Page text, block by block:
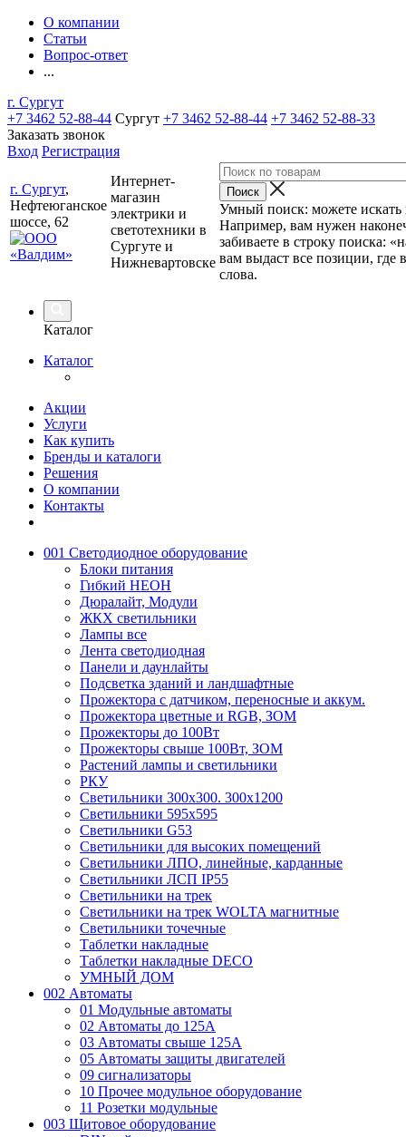
О компании
Статьи
Вопрос-ответ
...
г. Сургут
+7 3462 52-88-44 Сургут +7 3462 52-88-44 +7 3462 52-88-33
Заказать звонок
Вход Регистрация
г. Сургут,
Нефтеюганское
шоссе, 62
Интернет-
магазин
электрики и
светотехники в
Сургуте и
Нижневартовске
Умный поиск: можете искать
Например, вам нужен
забиваете в строку поиска:
вам выдаст все позиции, где
слова.
Каталог
Каталог
Акции
Услуги
Как купить
Бренды и каталоги
Решения
О компании
Контакты
001 Светодиодное оборудование
Блоки питания
Гибкий НЕОН
Дюралайт, Модули
ЖКХ светильники
Лампы все
Лента светодиодная
Панели и даунлайты
Подсветка зданий и ландшафтные
Прожектора с датчиком, переносные и аккум.
Прожектора цветные и RGB, ЗОМ
Прожекторы до 100Вт
Прожекторы свыше 100Вт, ЗОМ
Растений лампы и светильники
РКУ
Светильники 300х300. 300х1200
Светильники 595х595
Светильники G53
Светильники для высоких помещений
Светильники ЛПО, линейные, карданные
Светильники ЛСП IP55
Светильники на трек
Светильники на трек WOLTA магнитные
Светильники точечные
Таблетки накладные
Таблетки накладные DECO
УМНЫЙ ДОМ
002 Автоматы
01 Модульные автоматы
02 Автоматы до 125А
03 Автоматы свыше 125А
05 Автоматы защиты двигателей
09 сигнализаторы
10 Прочее модульное оборудование
11 Розетки модульные
003 Щитовое оборудование